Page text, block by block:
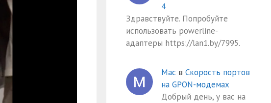
4
Здравствуйте. Попробуйте
использовать powerline-
адаптеры https://lan1.by/7995.
Mac в Скорость портов
на GPON-модемах
Добрый день, у вас на